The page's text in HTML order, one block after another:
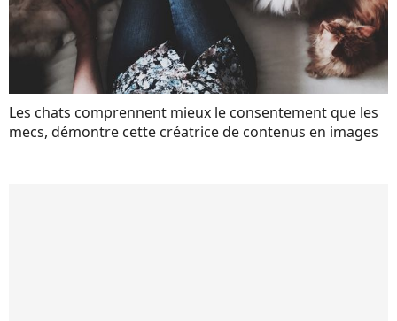
Les chats comprennent mieux le consentement que les
mecs, démontre cette créatrice de contenus en images